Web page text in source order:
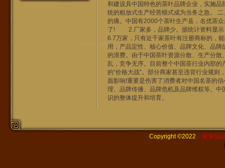
和建设具中国特色的茶叶品牌企业，实施
统的粗放式生产经营模式成为当务之急。
的痛。中国有2000个茶叶生产县，名优茶
了! 2.厂家多，品牌少。据统计资料显示
6.7万家，只有近千家茶叶有注册商标的
用，产品定性、核心价值、品牌文化、品
的浪费。由于中国茶叶资源分散、生产分
乱，竞争无序。目前整个中国茶行业内部
的“价格大战”。部分商家甚至违背行业规
面影响!重要是伤害了消费者对中国名茶
理、品牌传播、品牌危机及品牌维权等。
识的整体提升和培育。
Copyright ©2022 安溪仙